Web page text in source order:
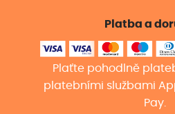
Platba a
Plaťte pohodlně
platebními službami
Pay.